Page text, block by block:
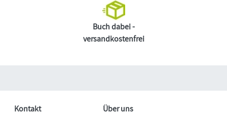
Buch dabei -
versandkostenfrei
Kontakt
Über uns